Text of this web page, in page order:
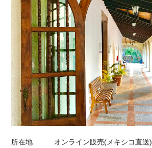
所在地
オンライン販売(メキシコ直送)